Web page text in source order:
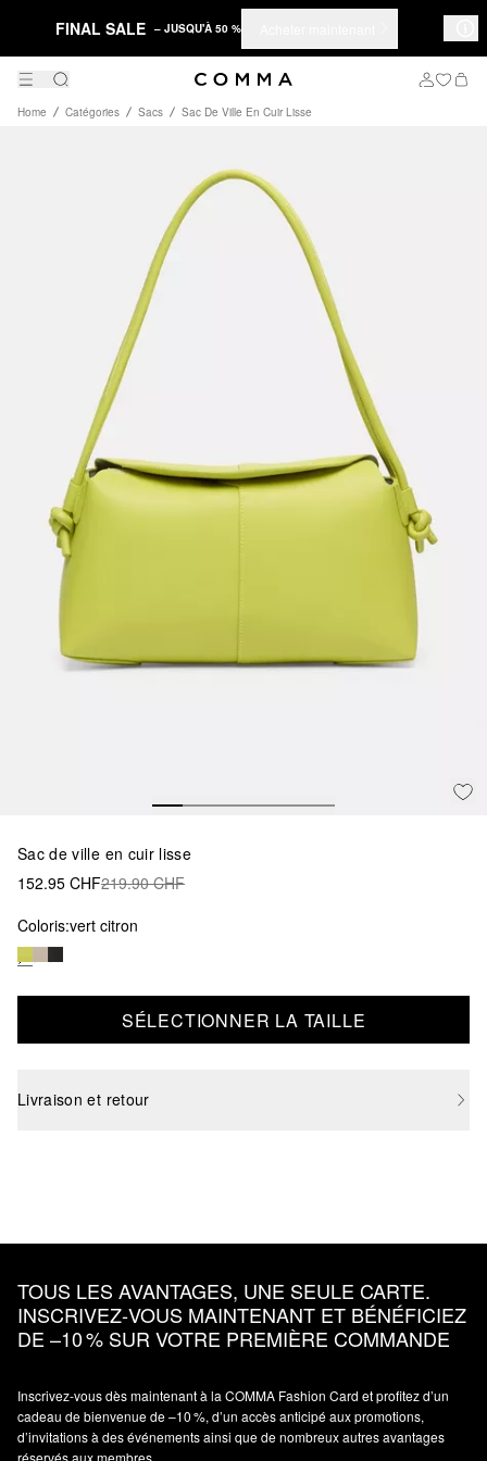
FINAL SALE – JUSQU'À 50 %
Home Catégories Sacs Sac De Ville En Cuir Lisse
Sac de ville en cuir lisse
152.95 CHF219.90 CHF
Coloris:vert citron
SÉLECTIONNER LA TAILLE
Livraison et retour
TOUS LES AVANTAGES, UNE SEULE CARTE.
INSCRIVEZ‑VOUS MAINTENANT ET BÉNÉFICIEZ
DE –10 % SUR VOTRE PREMIÈRE COMMANDE
Inscrivez‑vous dès maintenant à la COMMA Fashion Card et profitez d’un
cadeau de bienvenue de –10 %, d’un accès anticipé aux promotions,
d’invitations à des événements ainsi que de nombreux autres avantages
réservés aux membres